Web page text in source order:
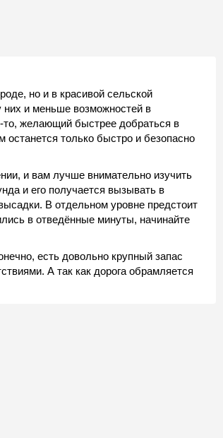
но и в красивой сельской
них и меньше возможностей в
то, желающий быстрее добраться в
останется только быстро и безопасно
и вам лучше внимательно изучить
и его получается вызывать в
В отдельном уровне предстоит
в отведённые минуты, начинайте
есть довольно крупный запас
А так как дорога обрамляется